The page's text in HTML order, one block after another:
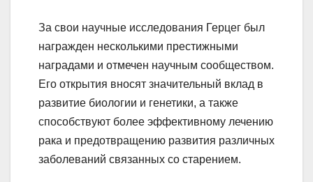
За свои научные исследования Герцег был
награжден несколькими престижными
наградами и отмечен научным сообществом.
Его открытия вносят значительный вклад в
развитие биологии и генетики, а также
способствуют более эффективному лечению
рака и предотвращению развития различных
заболеваний связанных со старением.